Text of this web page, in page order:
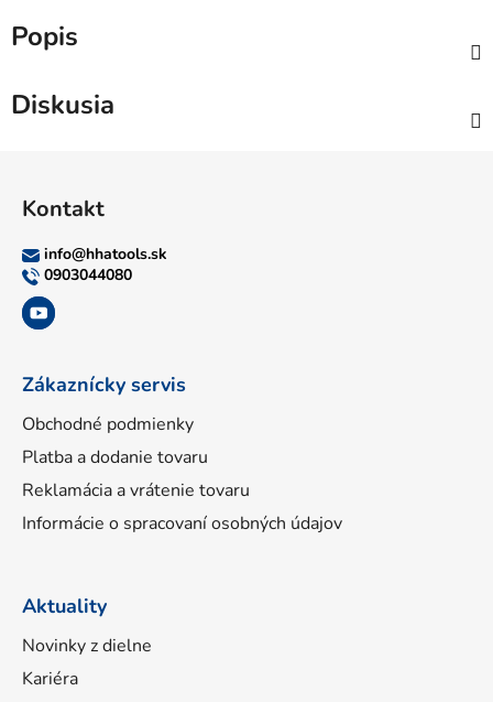
Popis
Diskusia
Kontakt
info@hhatools.sk
0903044080
Zákaznícky servis
Obchodné podmienky
Platba a dodanie tovaru
Reklamácia a vrátenie tovaru
Informácie o spracovaní osobných údajov
Aktuality
Novinky z dielne
Kariéra